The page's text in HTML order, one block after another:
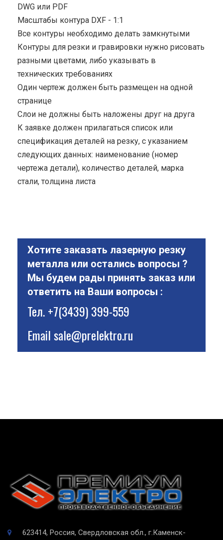
DWG или PDF
Масштабы контура DXF - 1:1
Все контуры необходимо делать замкнутыми
Контуры для резки и гравировки нужно рисовать
разными цветами, либо указывать в
технических требованиях
Один чертеж должен быть размещен на одной
странице
Cлои не должны быть наложены друг на друга
К заявке должен прилагаться список или
спецификация деталей на резку, с указанием
следующих данных: наименование (номер
чертежа детали), количество деталей, марка
стали, толщина листа
Хотите заказать лазерную резку
металла или остались вопросы ?
Мы будем рады принять заказ или
ответить на Ваши вопросы :
Тел.+7(3439) 399-559
Emailsale@prelektro.ru
623414, Россия, Свердловская обл., г.Каменск-